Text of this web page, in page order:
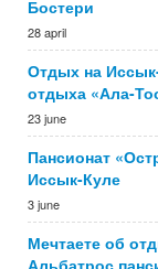
Бостери
28 april
Отдых на
отдыха «Ала-
23 june
Пансионат
Иссык-Куле
3 june
Мечтаете об
Альбатрос